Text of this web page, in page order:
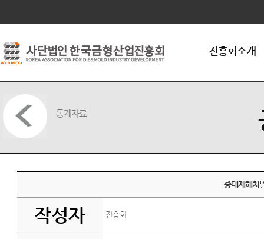
진흥회소개
인사말씀
통계자료
중대재해처
작성자 진흥회